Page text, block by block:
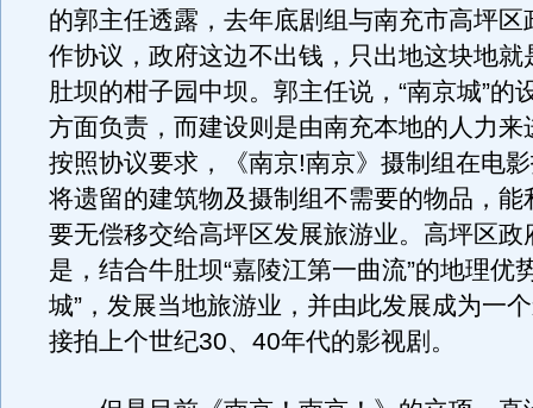
的郭主任透露，去年底剧组与南充市高坪区
作协议，政府这边不出钱，只出地这块地就
肚坝的柑子园中坝。郭主任说，“南京城”的
方面负责，而建设则是由南充本地的人力来
按照协议要求，《南京!南京》摄制组在电
将遗留的建筑物及摄制组不需要的物品，能
要无偿移交给高坪区发展旅游业。高坪区政
是，结合牛肚坝“嘉陵江第一曲流”的地理优
城”，发展当地旅游业，并由此发展成为一
接拍上个世纪30、40年代的影视剧。